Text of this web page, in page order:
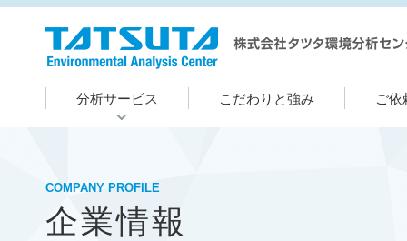
分析サービス こだわりと強み ご依
COMPANY PROFILE
企業情報